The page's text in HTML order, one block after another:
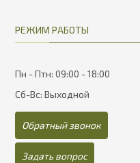
РЕЖИМ РАБОТЫ
Пн - Птн: 09:00 - 18:00
Сб-Вс: Выходной
Обратный звонок
Задать вопрос